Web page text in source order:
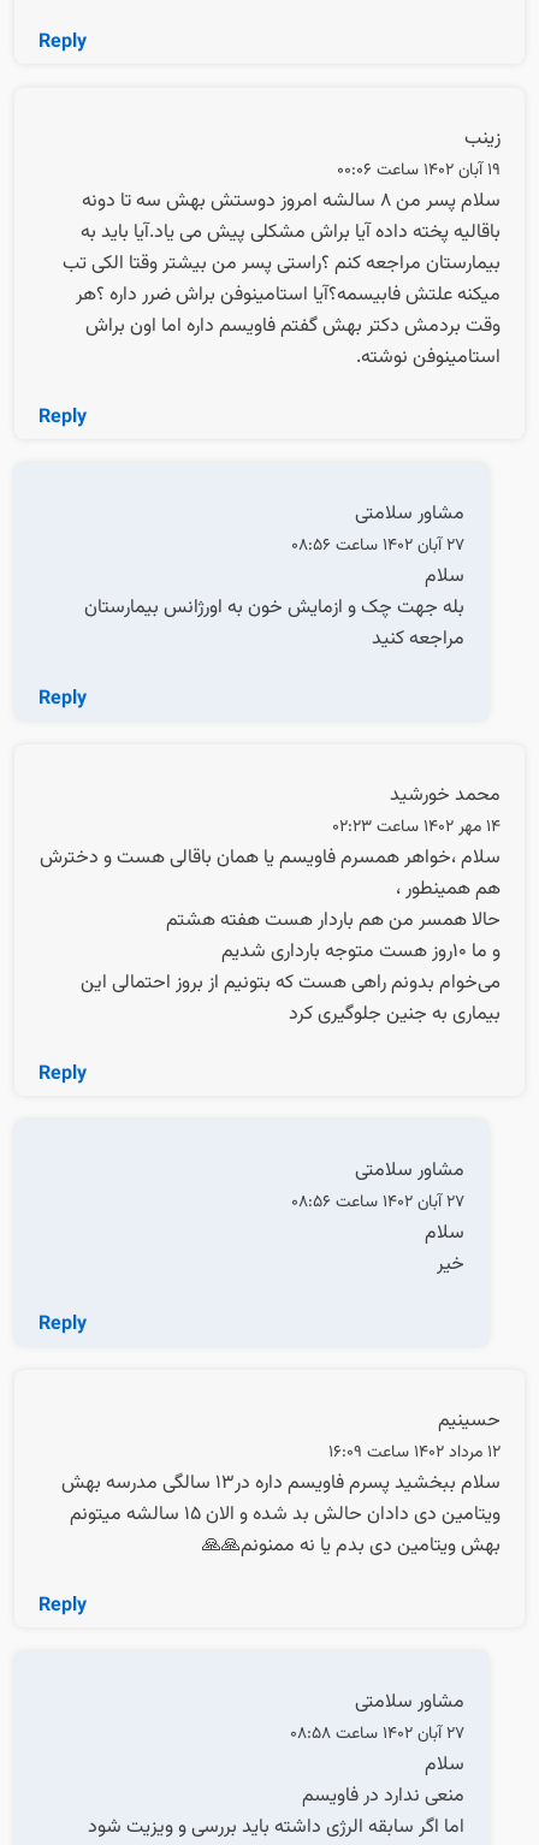
Reply
زینب
19 آبان 1402 ساعت 00:06
سلام پسر من ۸ سالشه امروز دوستش بهش سه تا دونه
باقالیه پخته داده آیا براش مشکلی پیش می یاد.آیا باید به
بیمارستان مراجعه کنم ؟راستی پسر من بیشتر وقتا الکی تب
میکنه علتش فابیسمه؟آیا استامینوفن براش ضرر داره ؟هر
وقت بردمش دکتر بهش گفتم فاویسم داره اما اون براش
استامینوفن نوشته.
Reply
مشاور سلامتی
27 آبان 1402 ساعت 08:56
سلام
بله جهت چک و ازمایش خون به اورژانس بیمارستان
مراجعه کنید
Reply
محمد خورشید
14 مهر 1402 ساعت 02:23
سلام ،خواهر همسرم فاویسم یا همان باقالی هست و دخترش
هم همینطور ،
حالا همسر من هم باردار هست هفته هشتم
و ما 10روز هست متوجه بارداری شدیم
می‌خوام بدونم راهی هست که بتونیم از بروز احتمالی این
بیماری به جنین جلوگیری کرد
Reply
مشاور سلامتی
27 آبان 1402 ساعت 08:56
سلام
خیر
Reply
حسینیم
12 مرداد 1402 ساعت 16:09
سلام ببخشید پسرم فاویسم داره در۱۳ سالگی مدرسه بهش
ویتامین دی دادان حالش بد شده و الان ۱۵ سالشه میتونم
بهش ویتامین دی بدم یا نه ممنونم🙏🙏
Reply
مشاور سلامتی
27 آبان 1402 ساعت 08:58
سلام
منعی ندارد در فاویسم
اما اگر سابقه الرژی داشته باید بررسی و ویزیت شود